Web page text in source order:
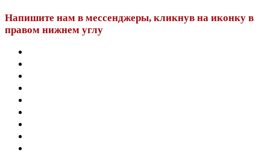
Напишите нам в мессенджеры, кликнув на иконку в
правом нижнем углу